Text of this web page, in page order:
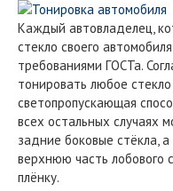
Каждый автовладелец,
стекло своего
требованиями ГОСТа.
тонировать любое
светопропускающая
всех остальных случаях
задние боковые стёкла,
верхнюю часть лобового
плёнку.